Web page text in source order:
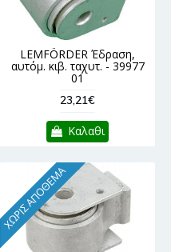
LEMFÖRDER Έδραση,
αυτόμ. κιβ. ταχυτ. - 39977
01
23,21€
Καλαθι
ΧΩΡΊΣ ΑΠΌΘΕΜΑ